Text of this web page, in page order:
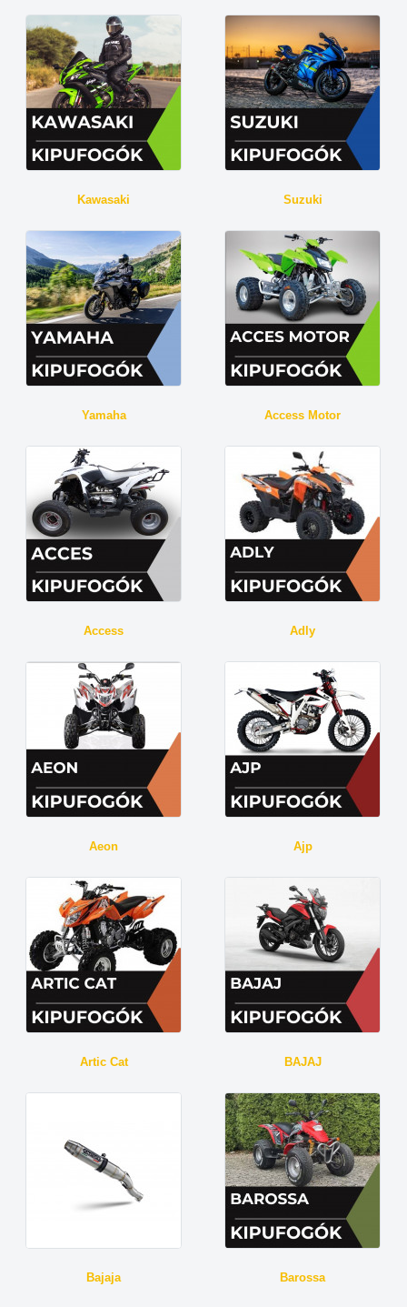
Kawasaki Suzuki
Yamaha Access Motor
Access Adly
Aeon Ajp
Artic Cat BAJAJ
Bajaja Barossa